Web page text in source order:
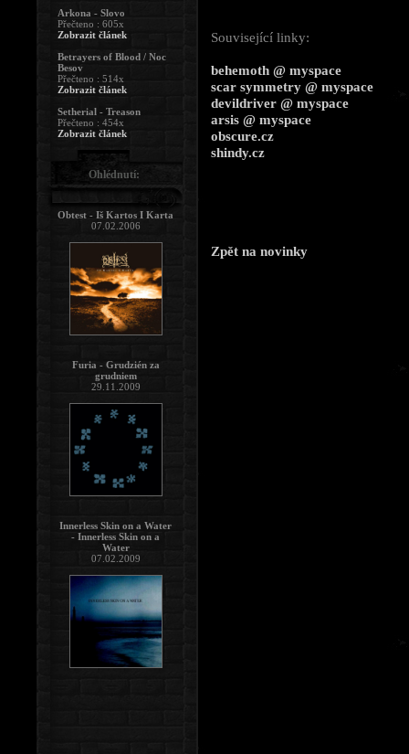
Související linky:
behemoth @ myspace
scar symmetry @ myspace
devildriver @ myspace
arsis @ myspace
obscure.cz
shindy.cz
Zpět na novinky
Arkona - Slovo
Přečteno : 605x
Zobrazit článek
Betrayers of Blood / Noc
Besov
Přečteno : 514x
Zobrazit článek
Setherial - Treason
Přečteno : 454x
Zobrazit článek
Ohlédnutí:
Obtest - Iš Kartos I Karta
07.02.2006
Furia - Grudzién za
grudniem
29.11.2009
Innerless Skin on a Water
- Innerless Skin on a
Water
07.02.2009